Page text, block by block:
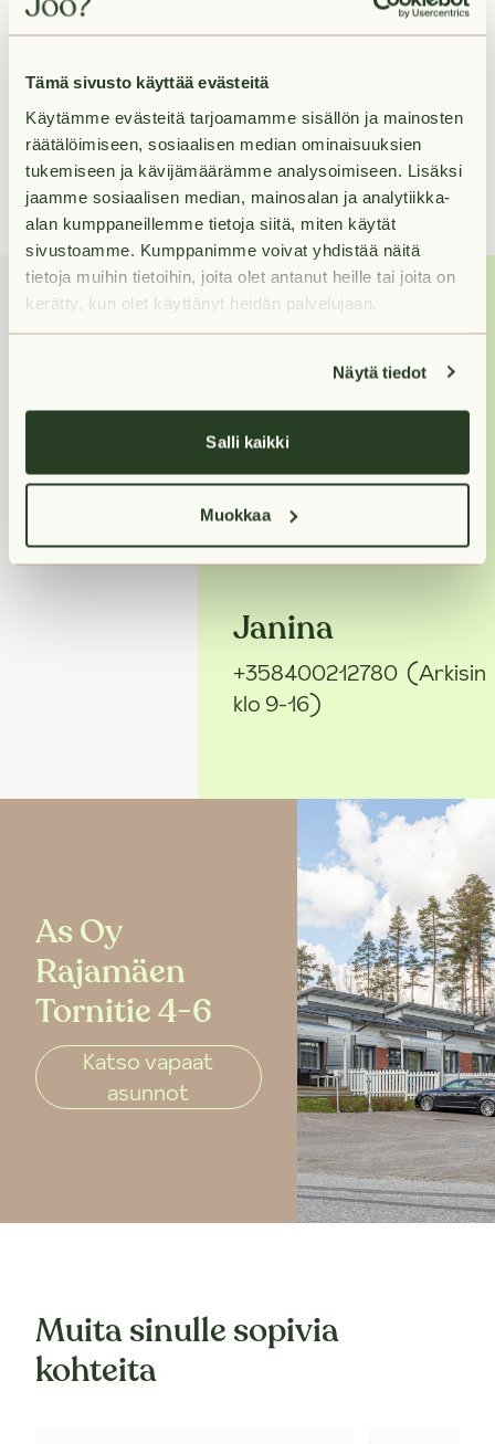
Tämä sivusto käyttää evästeitä
Käytämme evästeitä tarjoamamme sisällön ja mainosten
räätälöimiseen, sosiaalisen median ominaisuuksien
tukemiseen ja kävijämäärämme analysoimiseen. Lisäksi
jaamme sosiaalisen median, mainosalan ja analytiikka-
alan kumppaneillemme tietoja siitä, miten käytät
sivustoamme. Kumppanimme voivat yhdistää näitä
tietoja muihin tietoihin, joita olet antanut heille tai joita on
kerätty, kun olet käyttänyt heidän palvelujaan.
Näytä tiedot
Salli kaikki
Muokkaa
Palvelut lähellä
Liikenneyhteydet lähellä
Miten voin
auttaa?
Jos haluat nähdä
asunnon, varaa se
ensin, niin otamme
sinuun yhteyttä
näytöstä.
Janina
+358400212780 (Arkisin
klo 9-16)
As Oy
Rajamäen
Tornitie 4-6
Katso vapaat
asunnot
Muita sinulle sopivia
kohteita